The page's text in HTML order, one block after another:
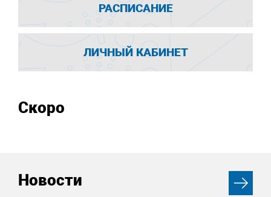
РАСПИСАНИЕ
ЛИЧНЫЙ КАБИНЕТ
Скоро
Новости